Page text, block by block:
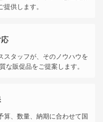
供します。
スタッフが、そのノウハウを
な販促品をご提案します。
算、数量、納期に合わせて国